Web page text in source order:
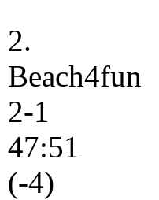
2.
Beach4fun
2-1
47:51
(-4)